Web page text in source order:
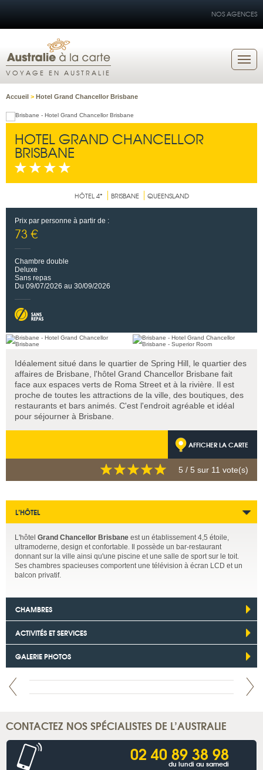
NOS AGENCES
VOYAGE EN AUSTRALIE
Accueil > Hotel Grand Chancellor Brisbane
HOTEL GRAND CHANCELLOR
BRISBANE
HÔTEL 4* BRISBANE QUEENSLAND
Prix par personne à partir de :
73 €
Chambre double
Deluxe
Sans repas
Du 09/07/2026 au 30/09/2026
Idéalement situé dans le quartier de Spring Hill, le quartier des
affaires de Brisbane, l'hôtel Grand Chancellor Brisbane fait
face aux espaces verts de Roma Street et à la rivière. Il est
proche de toutes les attractions de la ville, des boutiques, des
restaurants et bars animés. C'est l'endroit agréable et idéal
pour séjourner à Brisbane.
AFFICHER LA CARTE
5 / 5 sur 11 vote(s)
L’HÔTEL
L'hôtel Grand Chancellor Brisbane est un établissement 4,5 étoile,
ultramoderne, design et confortable. Il possède un bar-restaurant
donnant sur la ville ainsi qu'une piscine et une salle de sport sur le toit.
Ses chambres spacieuses comportent une télévision à écran LCD et un
balcon privatif.
CHAMBRES
ACTIVITÉS ET SERVICES
GALERIE PHOTOS
CONTACTEZ NOS SPÉCIALISTES DE L’AUSTRALIE
02 40 89 38 98
du lundi au samedi